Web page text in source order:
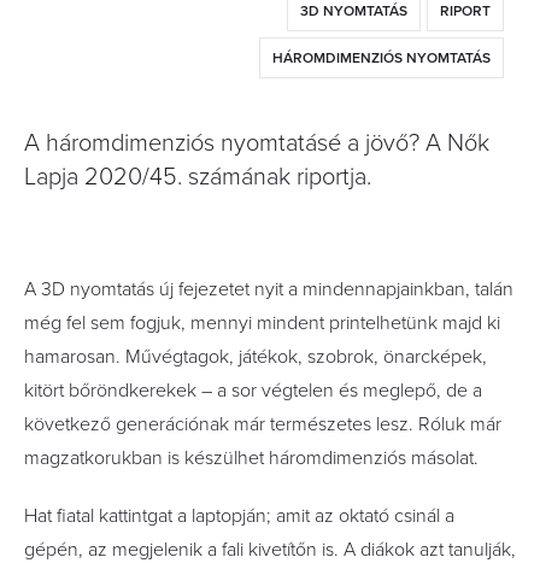
3D NYOMTATÁS RIPORT
HÁROMDIMENZIÓS NYOMTATÁS
A háromdimenziós nyomtatásé a jövő? A Nők
Lapja 2020/45. számának riportja.
A 3D nyomtatás új fejezetet nyit a mindennapjainkban, talán
még fel sem fogjuk, mennyi mindent printelhetünk majd ki
hamarosan. Művégtagok, játékok, szobrok, önarcképek,
kitört bőröndkerekek – a sor végtelen és meglepő, de a
következő generációnak már természetes lesz. Róluk már
magzatkorukban is készülhet háromdimenziós másolat.
Hat fiatal kattintgat a laptopján; amit az oktató csinál a
gépén, az megjelenik a fali kivetítőn is. A diákok azt tanulják,